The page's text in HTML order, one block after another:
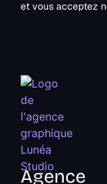
et vous acceptez
Agence